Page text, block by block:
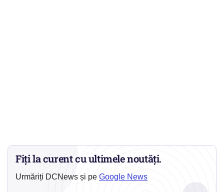
Fiți la curent cu ultimele noutăți.
Urmăriți DCNews și pe Google News